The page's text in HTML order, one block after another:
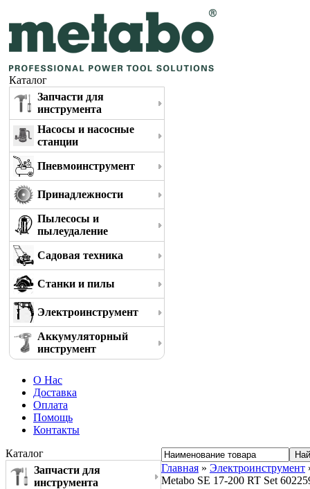
Каталог
Запчасти для
инструмента
Насосы и насосные
станции
Пневмоинструмент
Принадлежности
Пылесосы и
пылеудаление
Садовая техника
Станки и пилы
Электроинструмент
Аккумуляторный
инструмент
О Нас
Доставка
Оплата
Помощь
Контакты
Каталог
Запчасти для
инструмента
Главная » Электроинструмент
Metabo SE 17-200 RT Set